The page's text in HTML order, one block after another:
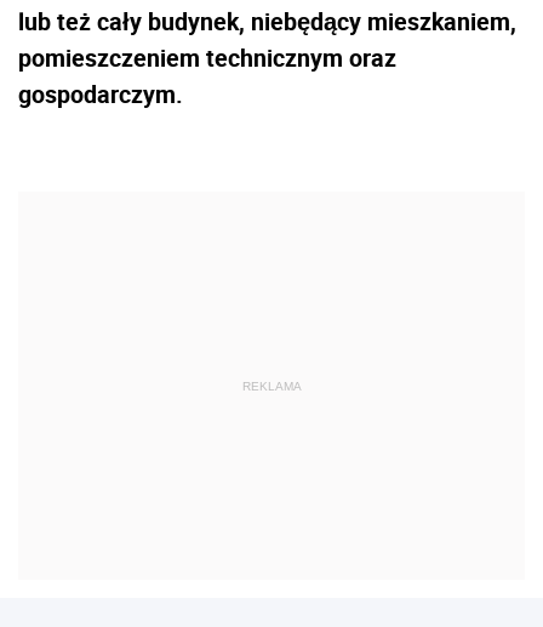
lub też cały budynek, niebędący mieszkaniem,
pomieszczeniem technicznym oraz
gospodarczym.